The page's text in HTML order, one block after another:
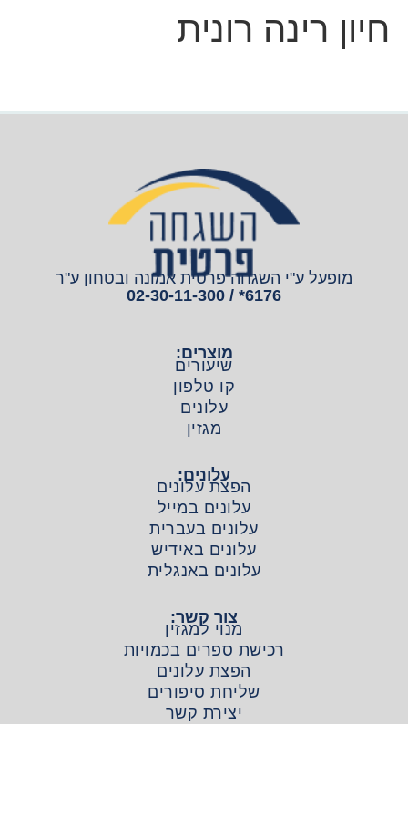
חיון רינה רונית
מופעל ע"י השגחה פרטית אמונה ובטחון ע"ר
6176* / 02-30-11-300
מוצרים:
שיעורים
קו טלפון
עלונים
מגזין
עלונים:
הפצת עלונים
עלונים במייל
עלונים בעברית
עלונים באידיש
עלונים באנגלית
צור קשר:
מנוי למגזין
רכישת ספרים בכמויות
הפצת עלונים
שליחת סיפורים
יצירת קשר